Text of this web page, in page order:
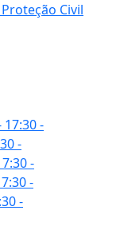
Civil
17:30-
-
-
-
-